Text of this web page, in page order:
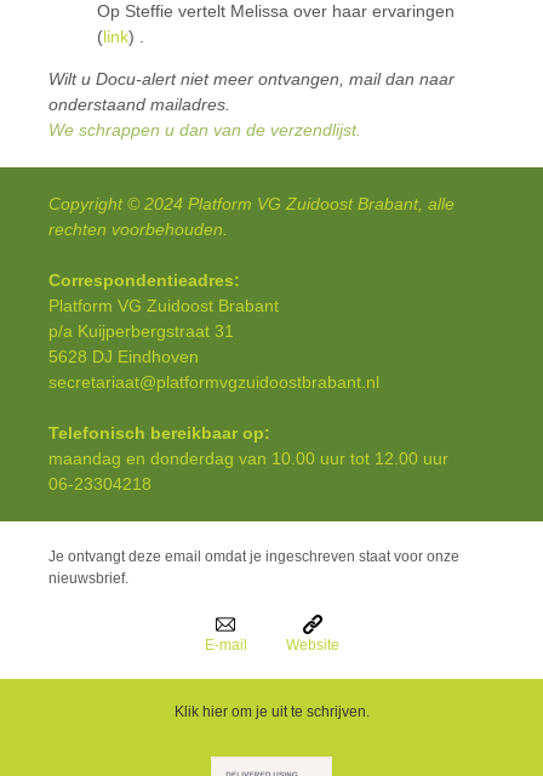
Op Steffie vertelt Melissa over haar ervaringen
(link) .
Wilt u Docu-alert niet meer ontvangen, mail dan naar
onderstaand mailadres.
We schrappen u dan van de verzendlijst.
Copyright © 2024 Platform VG Zuidoost Brabant, alle
rechten voorbehouden.
Correspondentieadres:
Platform VG Zuidoost Brabant
p/a Kuijperbergstraat 31
5628 DJ Eindhoven
secretariaat@platformvgzuidoostbrabant.nl
Telefonisch bereikbaar op:
maandag en donderdag van 10.00 uur tot 12.00 uur
06-23304218
Je ontvangt deze email omdat je ingeschreven staat voor onze
nieuwsbrief.
E-mail Website
Klik hier om je uit te schrijven.